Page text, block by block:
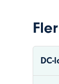
DC-